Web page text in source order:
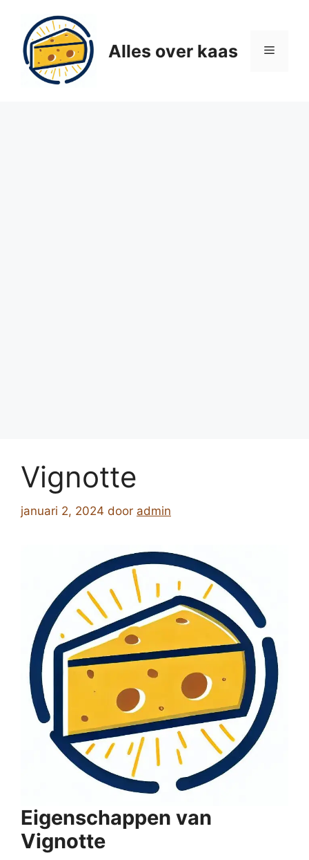
inhoud
Alles over kaas Menu
Vignotte
januari 2, 2024 door admin
Eigenschappen van
Vignotte